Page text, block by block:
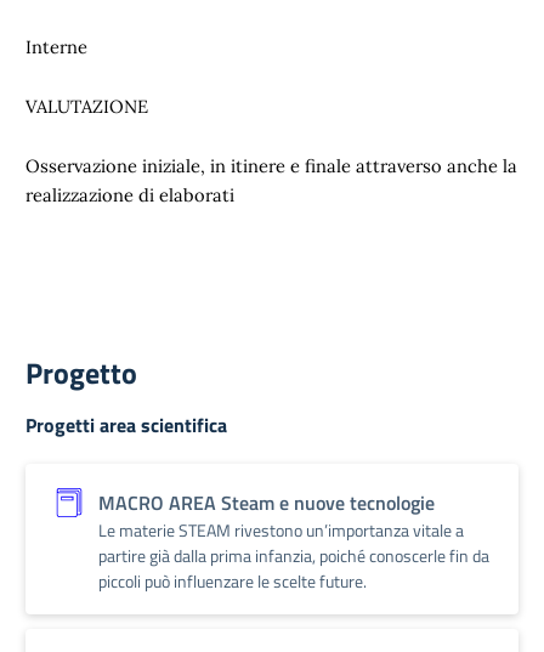
Interne
VALUTAZIONE
Osservazione iniziale, in itinere e finale attraverso anche la
realizzazione di elaborati
Progetto
Progetti area scientifica
MACRO AREA Steam e nuove tecnologie
Le materie STEAM rivestono un’importanza vitale a
partire già dalla prima infanzia, poiché conoscerle fin da
piccoli può influenzare le scelte future.